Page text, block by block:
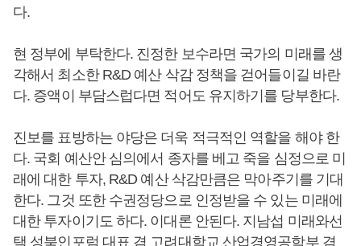
다.
현 정부에 부탁한다. 진정한 보수라면 국가의 미래를 생
각해서 최소한 R&D 예산 삭감 정책을 걷어들이길 바란
다. 증액이 부담스럽다면 적어도 유지하기를 당부한다.
진보를 표방하는 야당은 더욱 적극적인 역할을 해야 한
다. 국회 예산안 심의에서 종자를 베고 죽을 심정으로 미
래에 대한 투자, R&D 예산 삭감만큼은 막아주기를 기대
한다. 그것 또한 수권정당으로 인정받을 수 있는 미래에
대한 투자이기도 하다. 이대론 안된다. 지남섭 미래와선
택 성북인포럼 대표 겸 고려대학교 산업경영공학부 겸